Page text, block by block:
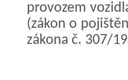
provozem
(zákon o
zákona č. 307/